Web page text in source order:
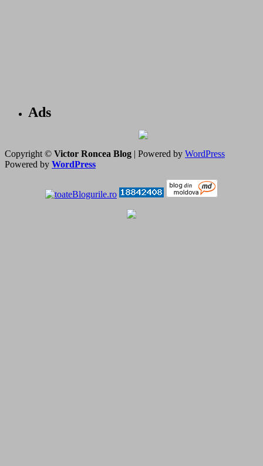
Ads
Copyright © Victor Roncea Blog | Powered by WordPress
Powered by WordPress